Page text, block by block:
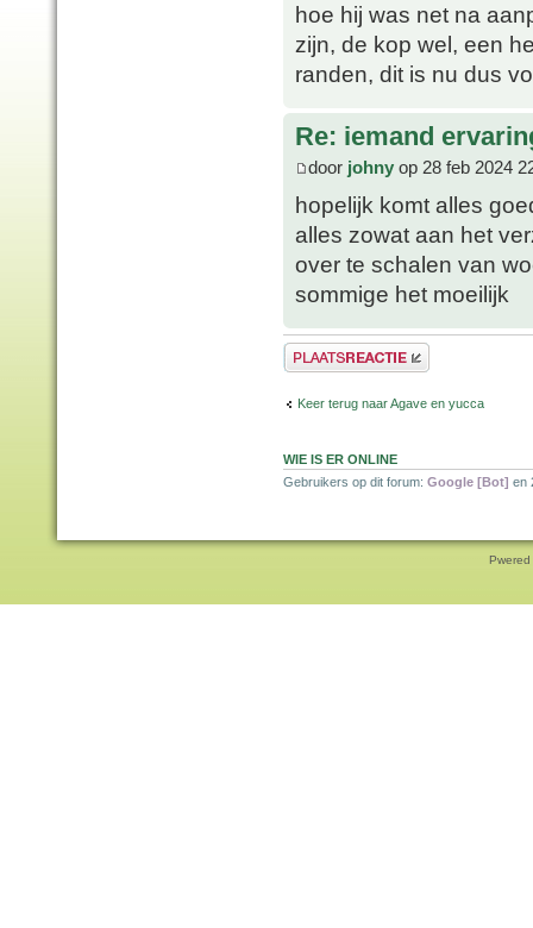
hoe hij was net na
zijn, de kop wel, een
randen, dit is nu dus
Re: iemand
door johny op 28 feb 2024
hopelijk komt alles
alles zowat aan het
over te schalen van
sommige het moeilijk
Plaats een reactie
Keer terug naar Agave en yucca
WIE IS ER ONLINE
Gebruikers op dit forum: Google [Bot] en